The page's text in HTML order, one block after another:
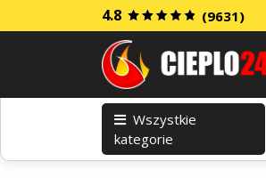
4.8 (9631)
Kategorie
Wszystkie
kategorie